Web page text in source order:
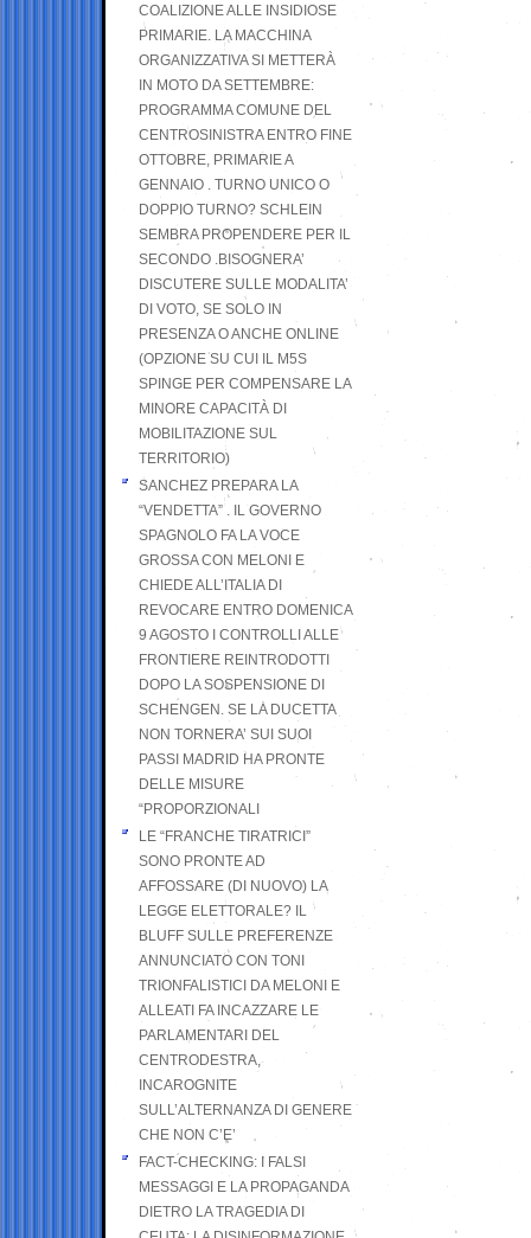
COALIZIONE ALLE INSIDIOSE
PRIMARIE. LA MACCHINA
ORGANIZZATIVA SI METTERÀ
IN MOTO DA SETTEMBRE:
PROGRAMMA COMUNE DEL
CENTROSINISTRA ENTRO FINE
OTTOBRE, PRIMARIE A
GENNAIO . TURNO UNICO O
DOPPIO TURNO? SCHLEIN
SEMBRA PROPENDERE PER IL
SECONDO .BISOGNERA’
DISCUTERE SULLE MODALITA’
DI VOTO, SE SOLO IN
PRESENZA O ANCHE ONLINE
(OPZIONE SU CUI IL M5S
SPINGE PER COMPENSARE LA
MINORE CAPACITÀ DI
MOBILITAZIONE SUL
TERRITORIO)
SANCHEZ PREPARA LA
“VENDETTA” . IL GOVERNO
SPAGNOLO FA LA VOCE
GROSSA CON MELONI E
CHIEDE ALL’ITALIA DI
REVOCARE ENTRO DOMENICA
9 AGOSTO I CONTROLLI ALLE
FRONTIERE REINTRODOTTI
DOPO LA SOSPENSIONE DI
SCHENGEN. SE LA DUCETTA
NON TORNERA’ SUI SUOI
PASSI MADRID HA PRONTE
DELLE MISURE
“PROPORZIONALI
LE “FRANCHE TIRATRICI”
SONO PRONTE AD
AFFOSSARE (DI NUOVO) LA
LEGGE ELETTORALE? IL
BLUFF SULLE PREFERENZE
ANNUNCIATO CON TONI
TRIONFALISTICI DA MELONI E
ALLEATI FA INCAZZARE LE
PARLAMENTARI DEL
CENTRODESTRA,
INCAROGNITE
SULL’ALTERNANZA DI GENERE
CHE NON C’E’
FACT-CHECKING: I FALSI
MESSAGGI E LA PROPAGANDA
DIETRO LA TRAGEDIA DI